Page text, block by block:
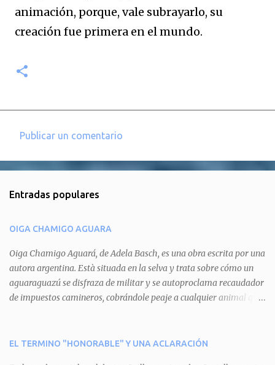
animación, porque, vale subrayarlo, su
creación fue primera en el mundo.
e
t
a
r
i
o
Publicar un comentario
Entradas populares
OIGA CHAMIGO AGUARA
Oiga Chamigo Aguará, de Adela Basch, es una obra escrita por una
autora argentina. Està situada en la selva y trata sobre cómo un
aguaraguazú se disfraza de militar y se autoproclama recaudador
de impuestos camineros, cobrándole peaje a cualquier animal que
aguará le provoca. De igual manera pasa con Tatú, el armadillo.
EL TERMINO "HONORABLE" Y UNA ACLARACIÓN